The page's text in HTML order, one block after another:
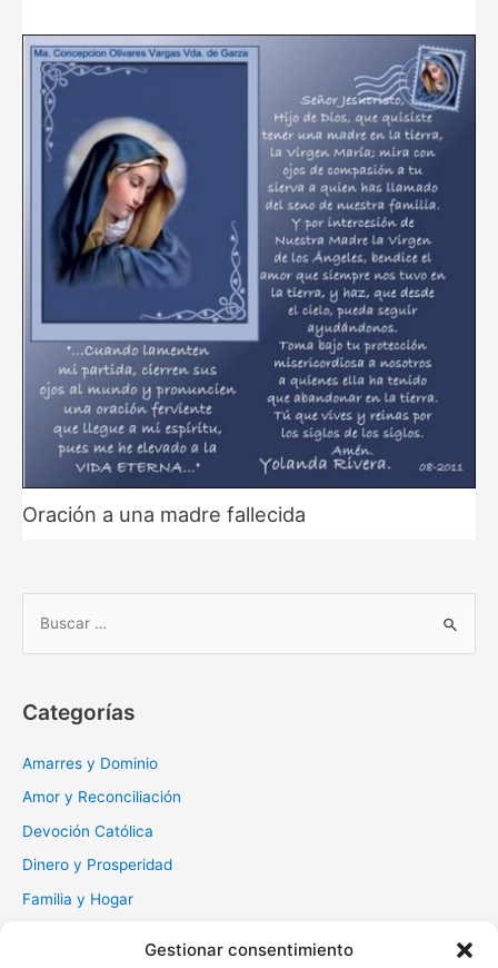
Gestionar consentimiento
Oración a una madre fallecida
a
r
Categorías
Amarres y Dominio
Amor y Reconciliación
Devoción Católica
Dinero y Prosperidad
Familia y Hogar